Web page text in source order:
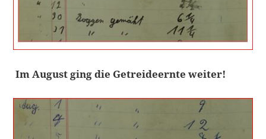
Im August ging die Getreideernte weiter!